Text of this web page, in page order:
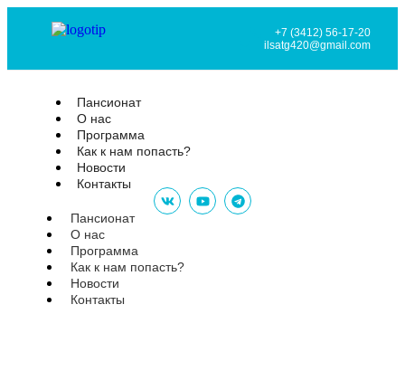
+7 (3412) 56-17-20
ilsatg420@gmail.com
Пансионат
О нас
Программа
Как к нам попасть?
Новости
Контакты
Пансионат
О нас
Программа
Как к нам попасть?
Новости
Контакты